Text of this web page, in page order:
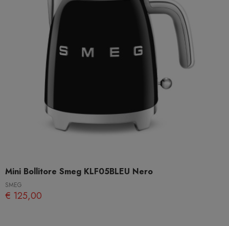
Mini Bollitore Smeg KLF05BLEU Nero
SMEG
€ 125,00